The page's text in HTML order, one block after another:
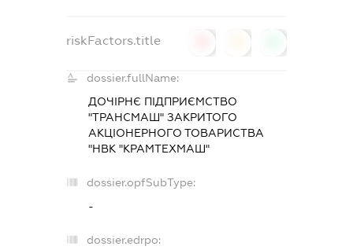
riskFactors.title
dossier.fullName:
ДОЧІРНЄ ПІДПРИЄМСТВО
"ТРАНСМАШ" ЗАКРИТОГО
АКЦІОНЕРНОГО ТОВАРИСТВА
"НВК "КРАМТЕХМАШ"
dossier.opfSubType:
-
dossier.edrpo: